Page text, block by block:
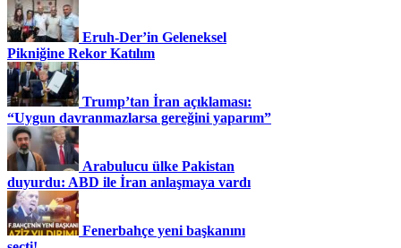
Eruh-Der’in Geleneksel
Pikniğine Rekor Katılım
Trump’tan İran açıklaması:
“Uygun davranmazlarsa gereğini yaparım”
Arabulucu ülke Pakistan
duyurdu: ABD ile İran anlaşmaya vardı
Fenerbahçe yeni başkanını